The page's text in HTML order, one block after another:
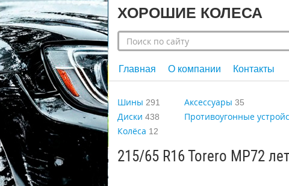
ХОРОШИЕ КОЛЕСА
Главная О компании Контакты
Шины 291
Диски 438
Колёса 12
Аксессуары 35
Противоугонные
215/65 R16 Torero MP72